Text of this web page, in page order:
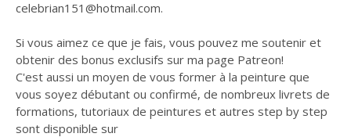
celebrian151@hotmail.com.
Si vous aimez ce que je fais, vous pouvez me soutenir et
obtenir des bonus exclusifs sur ma page Patreon!
C'est aussi un moyen de vous former à la peinture que
vous soyez débutant ou confirmé, de nombreux livrets de
formations, tutoriaux de peintures et autres step by step
sont disponible sur